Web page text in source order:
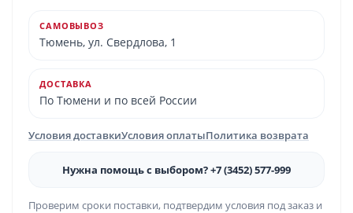
САМОВЫВОЗ
Тюмень, ул. Свердлова, 1
ДОСТАВКА
По Тюмени и по всей России
Условия доставкиУсловия оплатыПолитика возврата
Нужна помощь с выбором? +7 (3452) 577-999
Проверим сроки поставки, подтвердим условия под заказ и